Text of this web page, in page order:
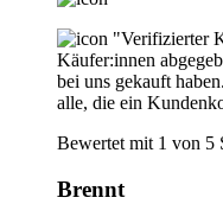
"Verifizierter
Käufer:innen
bei uns gekauft
alle, die ein
Bewertet mit 1 von 5
Brennt